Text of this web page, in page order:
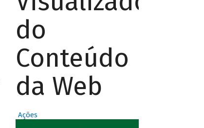
do
Conteúdo
da Web
Ações